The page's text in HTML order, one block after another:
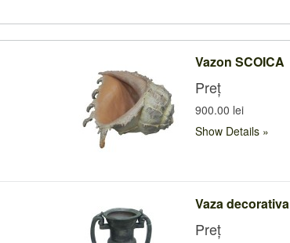
Vazon SCOICA
Preț
900.00 lei
Show Details
Vaza decorativa
Preț